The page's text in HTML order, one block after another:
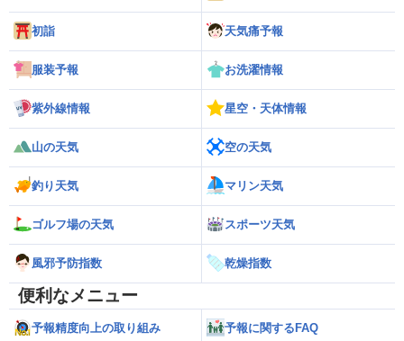
初詣 天気痛予報
服装予報 お洗濯情報
紫外線情報 星空・天体情報
山の天気 空の天気
釣り天気 マリン天気
ゴルフ場の天気 スポーツ天気
風邪予防指数 乾燥指数
便利なメニュー
予報精度向上の取り組み 予報に関するFAQ